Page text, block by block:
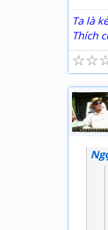
Ta là
Thích
☆
☆